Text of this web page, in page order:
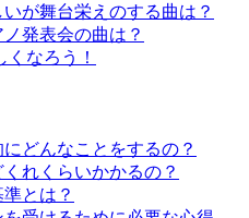
が舞台栄えのする曲は？
発表会の曲は？
なろう！
どんなことをするの？
れくらいかかるの？
とは？